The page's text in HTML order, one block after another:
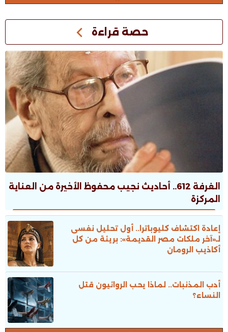
حصة قراءة
الغرفة 612.. أحاديث نجيب محفوظ الأخيرة من العناية
المركزة
إعادة اكتشاف كليوباترا.. أول تحليل نفسى
لـ«آخر ملكات مصر القديمة»: بريئة من كل
أكاذيب الرومان
أدب المذنبات.. لماذا يحب الروائيون قتل
النساء؟